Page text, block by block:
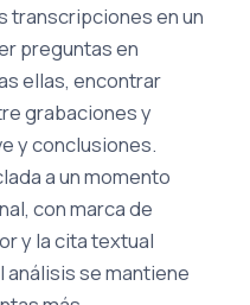
transcripciones en un
preguntas en
ellas, encontrar
grabaciones y
y conclusiones.
a un momento
con marca de
y la cita textual
se mantiene